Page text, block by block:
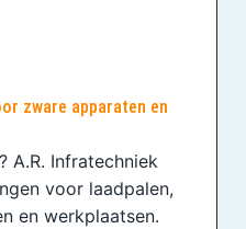
zware apparaten en
A.R. Infratechniek
voor laadpalen,
en werkplaatsen.